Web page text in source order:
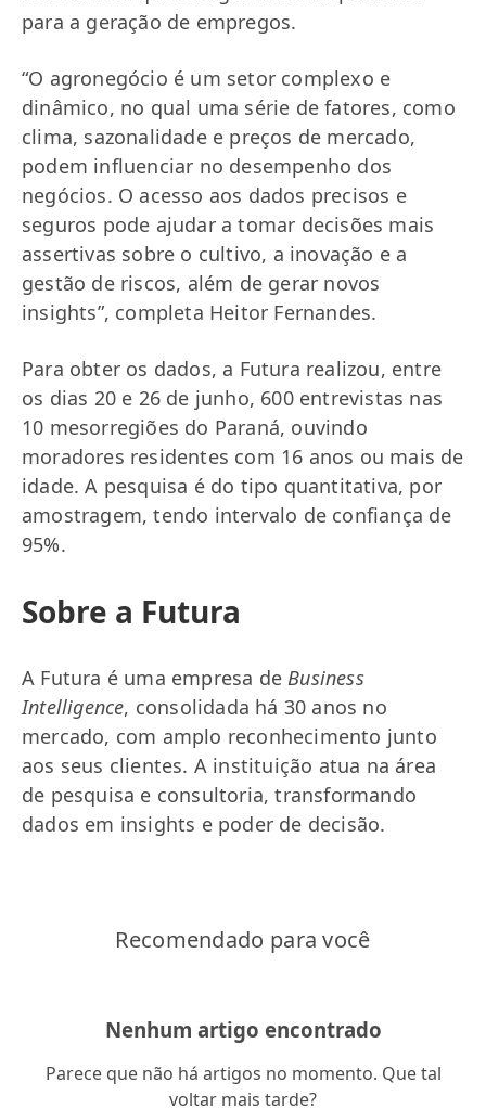
para a geração de empregos.
“O agronegócio é um setor complexo e
dinâmico, no qual uma série de fatores, como
clima, sazonalidade e preços de mercado,
podem influenciar no desempenho dos
negócios. O acesso aos dados precisos e
seguros pode ajudar a tomar decisões mais
assertivas sobre o cultivo, a inovação e a
gestão de riscos, além de gerar novos
insights”, completa Heitor Fernandes.
Para obter os dados, a Futura realizou, entre
os dias 20 e 26 de junho, 600 entrevistas nas
10 mesorregiões do Paraná, ouvindo
moradores residentes com 16 anos ou mais de
idade. A pesquisa é do tipo quantitativa, por
amostragem, tendo intervalo de confiança de
95%.
Sobre a Futura
A Futura é uma empresa deBusiness
Intelligence, consolidada há 30 anos no
mercado, com amplo reconhecimento junto
aos seus clientes. A instituição atua na área
de pesquisa e consultoria, transformando
dados em insights e poder de decisão.
Recomendado para você
Nenhum artigo encontrado
Parece que não há artigos no momento. Que tal
voltar mais tarde?